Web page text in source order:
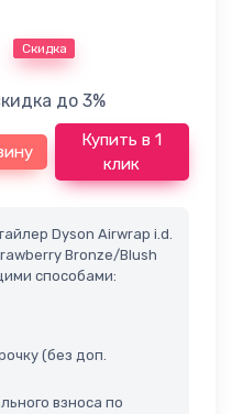
Скидка
до 3%
Купить в 1
клик
Dyson Airwrap i.d.
Bronze/Blush
способами:
(без доп.
взноса по